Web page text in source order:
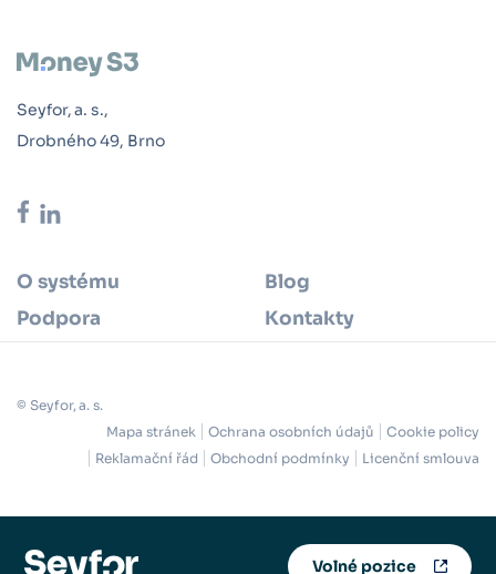
Seyfor, a. s.,
Drobného 49, Brno
O systému
Blog
Podpora
Kontakty
© Seyfor, a. s.
Mapa stránek
Ochrana osobních údajů
Cookie policy
Reklamační řád
Obchodní podmínky Licenční smlouva
Volné pozice